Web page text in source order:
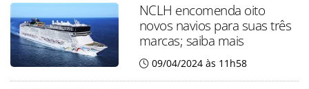
NCLH encomenda oito
novos navios para suas três
marcas; saiba mais
09/04/2024 às 11h58